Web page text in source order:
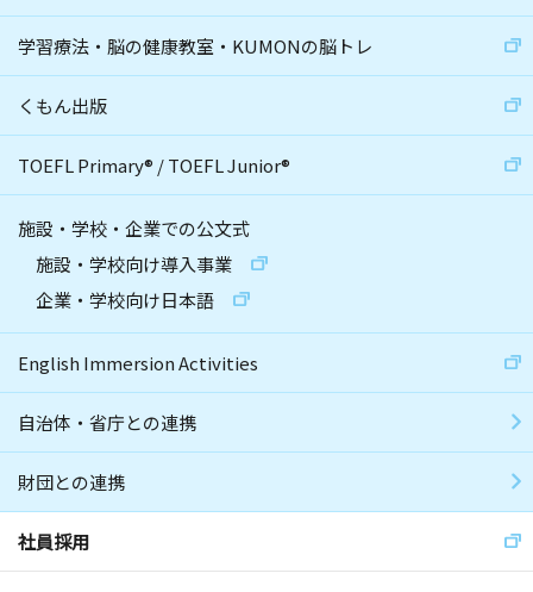
学習療法・脳の健康教室・KUMONの脳トレ
くもん出版
TOEFL Primary® /TOEFL Junior®
施設・学校・企業での公文式
施設・学校向け導入事業
企業・学校向け日本語
English Immersion Activities
自治体・省庁との連携
財団との連携
社員採用